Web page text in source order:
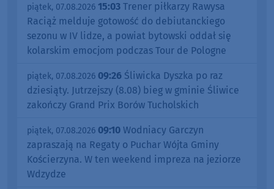
piątek, 07.08.2026 15:03 Trener piłkarzy Rawysa
Raciąż melduje gotowość do debiutanckiego
sezonu w IV lidze, a powiat bytowski oddał się
kolarskim emocjom podczas Tour de Pologne
piątek, 07.08.2026 09:26 Śliwicka Dyszka po raz
dziesiąty. Jutrzejszy (8.08) bieg w gminie Śliwice
zakończy Grand Prix Borów Tucholskich
piątek, 07.08.2026 09:10 Wodniacy Garczyn
zapraszają na Regaty o Puchar Wójta Gminy
Kościerzyna. W ten weekend impreza na jeziorze
Wdzydze